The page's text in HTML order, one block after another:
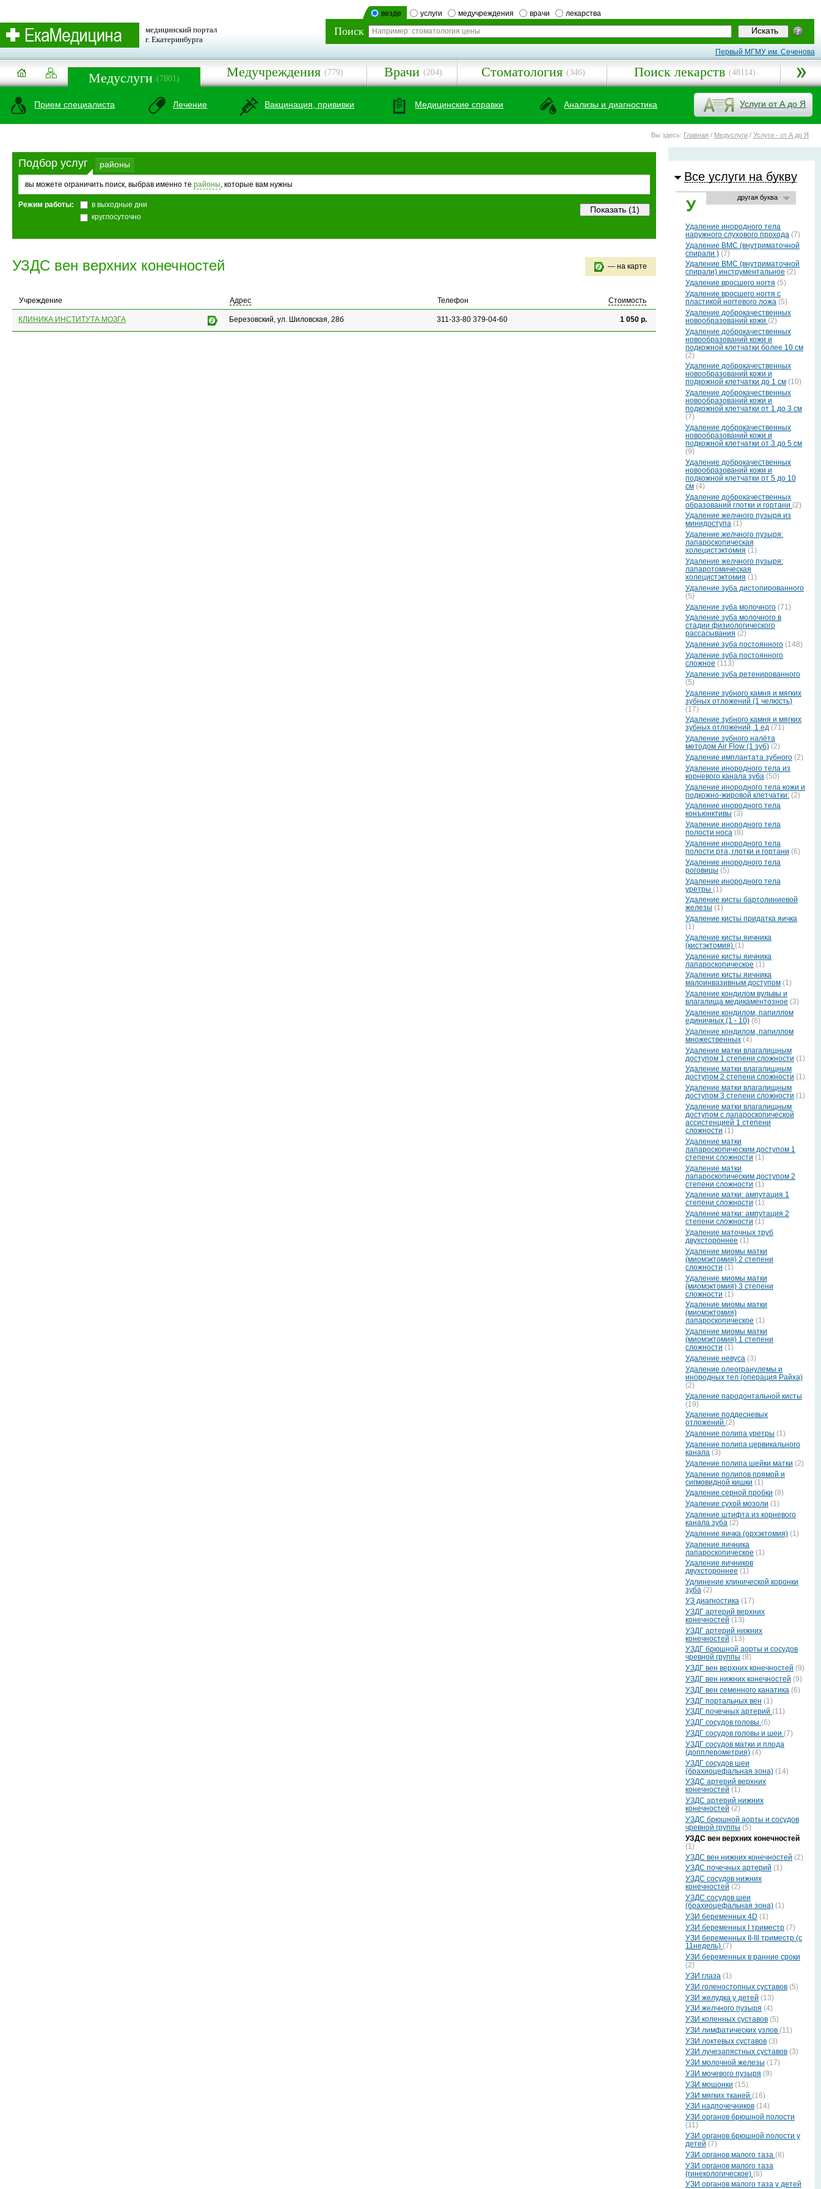
везде услуги медучреждения врачи лекарства
Поиск
медицинский портал
г. Екатеринбурга
Первый МГМУ им. Сеченова
Медуслуги (7801) Медучреждения (779) Врачи (204) Стоматология (346) Поиск лекарств (48114)
Прием специалиста Лечение Вакцинация, прививки Медицинские справки Анализы и диагностика Услуги от А до Я
Вы здесь: Главная / Медуслуги / Услуги - от А до Я
Все услуги на букву
другая буква
У
Удаление инородного тела
наружного слухового прохода (7)
Удаление ВМС (внутриматочной
спирали ) (7)
Удаление ВМС (внутриматочной
спирали) инструментальное (2)
Удаление вросшего ногтя (5)
Удаление вросшего ногтя с
пластикой ногтевого ложа (5)
Удаление доброкачественных
новообразований кожи (2)
Удаление доброкачественных
новообразований кожи и
подкожной клетчатки более 10 см
(2)
Удаление доброкачественных
новообразований кожи и
подкожной клетчатки до 1 см (10)
Удаление доброкачественных
новообразований кожи и
подкожной клетчатки от 1 до 3 см
(7)
Удаление доброкачественных
новообразований кожи и
подкожной клетчатки от 3 до 5 см
(9)
Удаление доброкачественных
новообразований кожи и
подкожной клетчатки от 5 до 10
см (4)
Удаление доброкачественных
образований глотки и гортани (2)
Удаление желчного пузыря из
минидоступа (1)
Удаление желчного пузыря:
лапароскопическая
холецистэктомия (1)
Удаление желчного пузыря:
лапаротомическая
холецистэктомия (1)
Удаление зуба дистопированного
(5)
Удаление зуба молочного (71)
Удаление зуба молочного в
стадии физиологического
рассасывания (2)
Удаление зуба постоянного (148)
Удаление зуба постоянного
сложное (113)
Удаление зуба ретенированного
(5)
Удаление зубного камня и мягких
зубных отложений (1 челюсть)
(17)
Удаление зубного камня и мягких
зубных отложений, 1 ед (71)
Удаление зубного налёта
методом Air Flow (1 зуб) (2)
Удаление имплантата зубного (2)
Удаление инородного тела из
корневого канала зуба (50)
Удаление инородного тела кожи и
подкожно-жировой клетчатки: (2)
Удаление инородного тела
конъюнктивы (3)
Удаление инородного тела
полости носа (8)
Удаление инородного тела
полости рта, глотки и гортани (6)
Удаление инородного тела
роговицы (5)
Удаление инородного тела
уретры (1)
Удаление кисты бартолиниевой
железы (1)
Удаление кисты придатка яичка
(1)
Удаление кисты яичника
(кистэктомия) (1)
Удаление кисты яичника
лапароскопическое (1)
Удаление кисты яичника
малоинвазивным доступом (1)
Удаление кондилом вульвы и
влагалища медикаментозное (3)
Удаление кондилом, папиллом
единичных (1 - 10) (6)
Удаление кондилом, папиллом
множественных (4)
Удаление матки влагалищным
доступом 1 степени сложности (1)
Удаление матки влагалищным
доступом 2 степени сложности (1)
Удаление матки влагалищным
доступом 3 степени сложности (1)
Удаление матки влагалищным
доступом с лапароскопической
ассистенцией 1 степени
сложности (1)
Удаление матки
лапароскопическим доступом 1
степени сложности (1)
Удаление матки
лапароскопическим доступом 2
степени сложности (1)
Удаление матки: ампутация 1
степени сложности (1)
Удаление матки: ампутация 2
степени сложности (1)
Удаление маточных труб
двухстороннее (1)
Удаление миомы матки
(миомэктомия) 2 степени
сложности (1)
Удаление миомы матки
(миомэктомия) 3 степени
сложности (1)
Удаление миомы матки
(миомэктомия)
лапароскопическое (1)
Удаление миомы матки
(миомэктомия) 1 степени
сложности (1)
Удаление невуса (3)
Удаление олеогранулемы и
инородных тел (операция Райха)
(2)
Удаление пародонтальной кисты
(19)
Удаление поддесневых
отложений (2)
Удаление полипа уретры (1)
Удаление полипа цервикального
канала (3)
Удаление полипа шейки матки (2)
Удаление полипов прямой и
сигмовидной кишки (1)
Удаление серной пробки (8)
Удаление сухой мозоли (1)
Удаление штифта из корневого
канала зуба (2)
Удаление яичка (орхэктомия) (1)
Удаление яичника
лапароскопическое (1)
Удаление яичников
двухстороннее (1)
Удлинение клинической коронки
зуба (2)
УЗ диагностика (17)
УЗДГ артерий верхних
конечностей (13)
УЗДГ артерий нижних
конечностей (13)
УЗДГ брюшной аорты и сосудов
чревной группы (8)
УЗДГ вен верхних конечностей (9)
УЗДГ вен нижних конечностей (9)
УЗДГ вен семенного канатика (6)
УЗДГ портальных вен (1)
УЗДГ почечных артерий (11)
УЗДГ сосудов головы (6)
УЗДГ сосудов головы и шеи (7)
УЗДГ сосудов матки и плода
(допплерометрия) (4)
УЗДГ сосудов шеи
(брахиоцефальная зона) (14)
УЗДС артерий верхних
конечностей (1)
УЗДС артерий нижних
конечностей (2)
УЗДС брюшной аорты и сосудов
чревной группы (5)
УЗДС вен верхних конечностей
(1)
УЗДС вен нижних конечностей (2)
УЗДС почечных артерий (1)
УЗДС сосудов нижних
конечностей (2)
УЗДС сосудов шеи
(брахиоцефальная зона) (1)
УЗИ беременных 4D (1)
УЗИ беременных I триместр (7)
УЗИ беременных II-III триместр (с
11недель) (7)
УЗИ беременных в ранние сроки
(2)
УЗИ глаза (1)
УЗИ голеностопных суставов (5)
УЗИ желудка у детей (13)
УЗИ желчного пузыря (4)
УЗИ коленных суставов (5)
УЗИ лимфатических узлов (11)
УЗИ локтевых суставов (3)
УЗИ лучезапястных суставов (3)
УЗИ молочной железы (17)
УЗИ мочевого пузыря (9)
УЗИ мошонки (15)
УЗИ мягких тканей (16)
УЗИ надпочечников (14)
УЗИ органов брюшной полости
(11)
УЗИ органов брюшной полости у
детей (7)
УЗИ органов малого таза (8)
УЗИ органов малого таза
(гинекологическое) (6)
УЗИ органов малого таза у детей
Подбор услуг районы
вы можете ограничить поиск, выбрав именно те районы, которые вам нужны
Режим работы:
в выходные дни
круглосуточно
— на карте
УЗДС вен верхних конечностей
Учреждение Адрес Телефон Стоимость
КЛИНИКА ИНСТИТУТА МОЗГА Березовский, ул. Шиловская, 28б 311-33-80 379-04-60 1 050 р.